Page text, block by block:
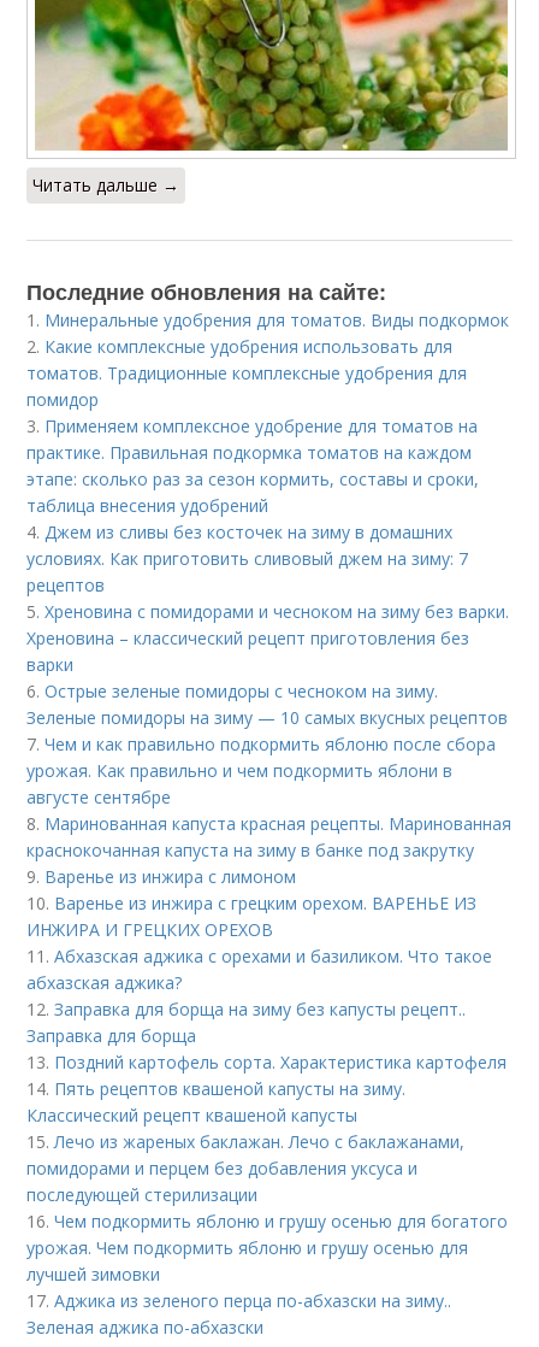
Читать дальше →
Последние обновления на сайте:
1. Минеральные удобрения для томатов. Виды подкормок
2. Какие комплексные удобрения использовать для
томатов. Традиционные комплексные удобрения для
помидор
3. Применяем комплексное удобрение для томатов на
практике. Правильная подкормка томатов на каждом
этапе: сколько раз за сезон кормить, составы и сроки,
таблица внесения удобрений
4.Джем из сливы без косточек на зиму в домашних
условиях. Как приготовить сливовый джем на зиму: 7
рецептов
5.Хреновина с помидорами и чесноком на зиму без варки.
Хреновина – классический рецепт приготовления без
варки
6.Острые зеленые помидоры с чесноком на зиму.
Зеленые помидоры на зиму — 10 самых вкусных рецептов
7.Чем и как правильно подкормить яблоню после сбора
урожая. Как правильно и чем подкормить яблони в
августе сентябре
8. Маринованная капуста красная рецепты. Маринованная
краснокочанная капуста на зиму в банке под закрутку
9. Варенье из инжира с лимоном
10. Варенье из инжира с грецким орехом. ВАРЕНЬЕ ИЗ
ИНЖИРА И ГРЕЦКИХ ОРЕХОВ
11.Абхазская аджика с орехами и базиликом. Что такое
абхазская аджика?
12.Заправка для борща на зиму без капусты рецепт..
Заправка для борща
13. Поздний картофель сорта. Характеристика картофеля
14. Пять рецептов квашеной капусты на зиму.
Классический рецепт квашеной капусты
15.Лечо из жареных баклажан. Лечо с баклажанами,
помидорами и перцем без добавления уксуса и
последующей стерилизации
16.Чем подкормить яблоню и грушу осенью для богатого
урожая. Чем подкормить яблоню и грушу осенью для
лучшей зимовки
17.Аджика из зеленого перца по-абхазски на зиму..
Зеленая аджика по-абхазски